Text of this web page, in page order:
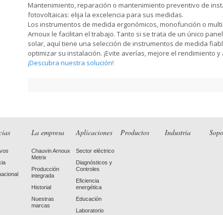
Mantenimiento, reparación o mantenimiento preventivo de
fotovoltaicas: elija la excelencia para sus medidas.
Los instrumentos de medida ergonómicos, monofunción o
Arnoux le facilitan el trabajo. Tanto si se trata de un único
solar, aquí tiene una selección de instrumentos de medida
optimizar su instalación. ¡Evite averías, mejore el rendimiento
¡Descubra nuestra solución!
La empresa
Chauvin Arnoux
Metrix
Producción
integrada
Historial
Nuestras
marcas
Aplicaciones
Sector eléctrico
Diagnósticos y
Controles
Eficiencia
energética
Educación
Laboratorio
Productos Industria